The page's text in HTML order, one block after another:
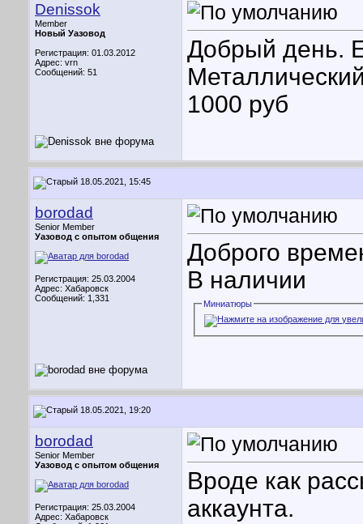
Denissok
Member
Новый Уазовод
Регистрация: 01.03.2012
Адрес: vrn
Сообщений: 51
Добрый день.
1000 руб
18.05.2021, 15:45
borodad
Senior Member
Уазовод с опытом общения
Регистрация: 25.03.2004
Адрес: Хабаровск
Сообщений: 1,331
Доброго
В наличии
Миниатюры
18.05.2021, 19:20
borodad
Senior Member
Уазовод с опытом общения
Регистрация: 25.03.2004
Адрес: Хабаровск
Вроде как
аккаунта.